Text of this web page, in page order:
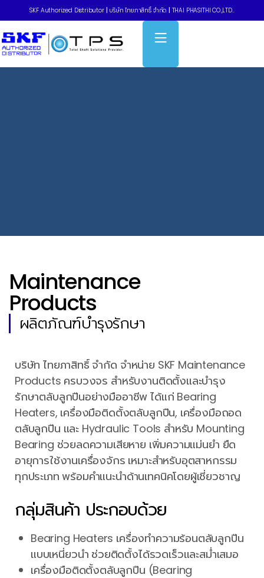
SKF Authorized Distributor บริษัท ไทยภาสิทธิ์ จำกัด THAI PHASITHI CO.,LTD..
Home » Maintenance Products
Maintenance
Products
ผลิตภัณฑ์บำรุงรักษา
บริษัท ไทยภาสิทธิ์ จำกัด จำหน่าย SKF Maintenance
Products ครบวงจร สำหรับงานติดตั้งและบำรุง
รักษาตลับลูกปืนอย่างมืออาชีพ ได้แก่ Bearing
Heaters, เครื่องมือติดตั้งตลับลูกปืน, เครื่องมือถอด
ตลับลูกปืน และ Hydraulic Tools สำหรับ Mounting
Bearing ช่วยลดความเสียหาย เพิ่มความแม่นยำ ยืด
อายุการใช้งานเครื่องจักร เหมาะสำหรับอุตสาหกรรม
ทุกประเภท พร้อมคำแนะนำด้านเทคนิคโดยผู้เชี่ยวชาญ
กลุ่มสินค้า ประกอบด้วย
Bearing Heaters เครื่องทำความร้อนตลับลูกปืน
แบบเหนี่ยวนำ ช่วยติดตั้งได้รวดเร็วและสม่ำเสมอ
เครื่องมือติดตั้งตลับลูกปืน (Bearing